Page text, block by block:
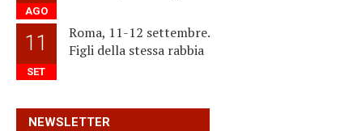
AGO
11
SET
Roma, 11-12 settembre.
Figli della stessa rabbia
NEWSLETTER